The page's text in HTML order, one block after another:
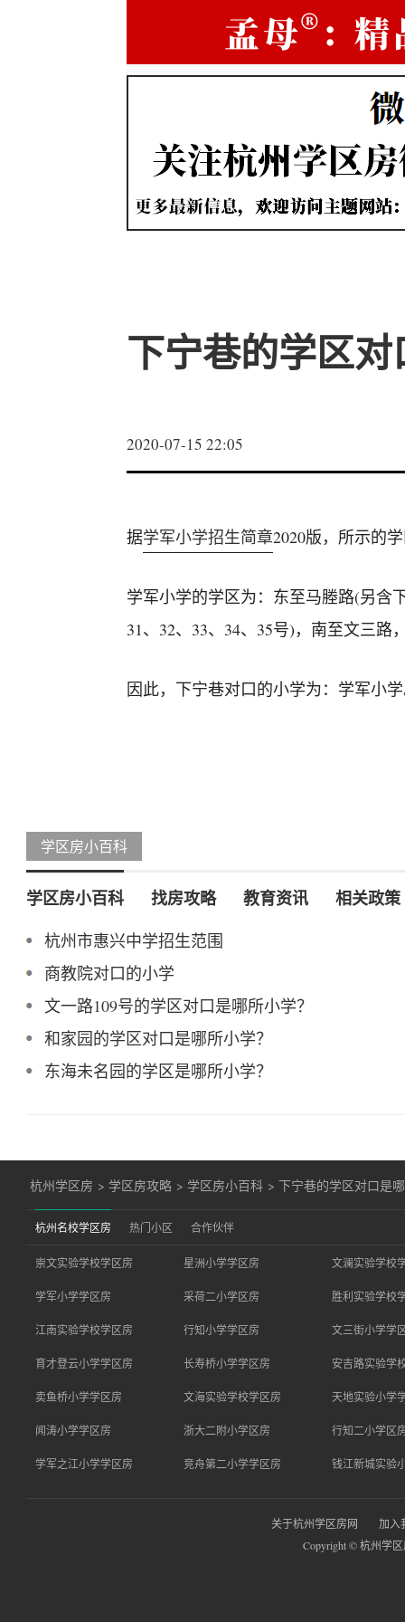
下宁巷的学区
2020-07-15 22:05
据学军小学招生简章2020版，所示的
学军小学的学区为：东至马塍路(另含
31、32、33、34、35号)，南至文三
因此，下宁巷对口的小学为：学军小
学区房小百科
学区房小百科 找房攻略 教育资讯 相关政策
杭州市惠兴中学招生范围
商教院对口的小学
文一路109号的学区对口是哪所小学？
和家园的学区对口是哪所小学？
东海未名园的学区是哪所小学？
杭州学区房 > 学区房攻略 > 学区房小百科 >下宁巷的学区对口是
杭州名校学区房 热门小区 合作伙伴
崇文实验学校学区房 星洲小学学区房 文澜实验学校
学军小学学区房 采荷二小学区房 胜利实验学校
江南实验学校学区房 行知小学学区房 文三街小学学
育才登云小学学区房 长寿桥小学学区房 安吉路实验学
卖鱼桥小学学区房 文海实验学校学区房 天地实验小学
闻涛小学学区房 浙大二附小学区房 行知二小学区
学军之江小学学区房 竞舟第二小学学区房 钱江新城实验
关于杭州学区房网
加入
Copyright © 杭州学